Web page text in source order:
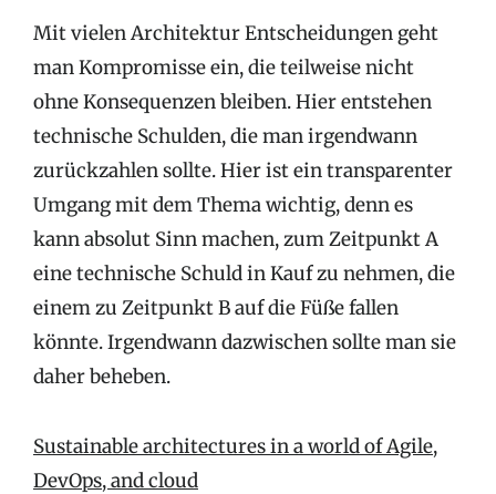
Mit vielen Architektur Entscheidungen geht
man Kompromisse ein, die teilweise nicht
ohne Konsequenzen bleiben. Hier entstehen
technische Schulden, die man irgendwann
zurückzahlen sollte. Hier ist ein transparenter
Umgang mit dem Thema wichtig, denn es
kann absolut Sinn machen, zum Zeitpunkt A
eine technische Schuld in Kauf zu nehmen, die
einem zu Zeitpunkt B auf die Füße fallen
könnte. Irgendwann dazwischen sollte man sie
daher beheben.
Sustainable architectures in a world of Agile,
DevOps, and cloud